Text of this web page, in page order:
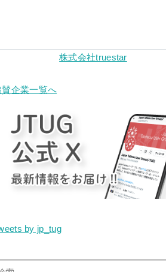
株式会社truestar
賛企業一覧へ
by jp_tug